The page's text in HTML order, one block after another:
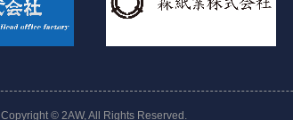
Copyright © 2AW, All Rights Reserved.